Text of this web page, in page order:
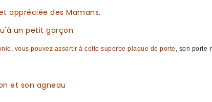
appréciée des Mamans.
un petit garçon.
vous pouvez assortir à cette superbe plaque de porte , son porte-
et son agneau